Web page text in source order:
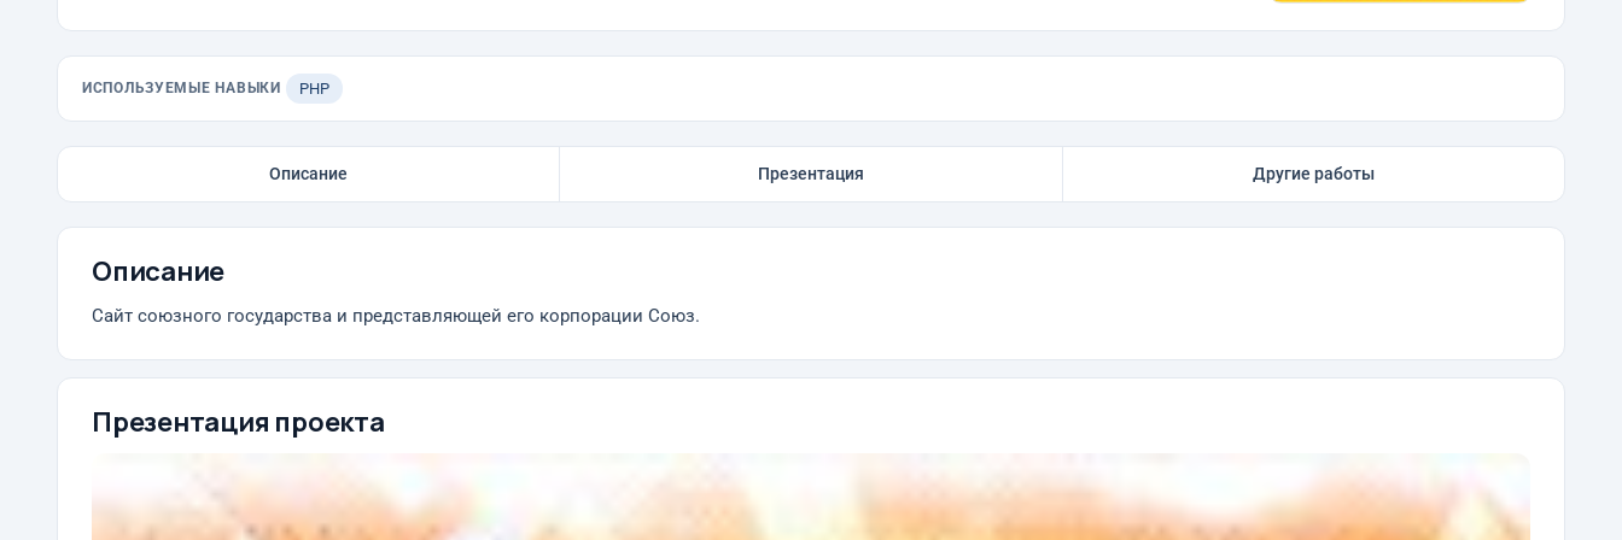
ИСПОЛЬЗУЕМЫЕ НАВЫКИ PHP
Описание Презентация Другие работы
Описание
Сайт союзного государства и представляющей его корпорации Союз.
Презентация проекта